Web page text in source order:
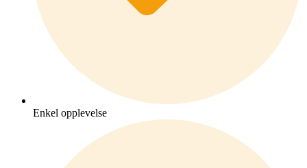
Enkel opplevelse